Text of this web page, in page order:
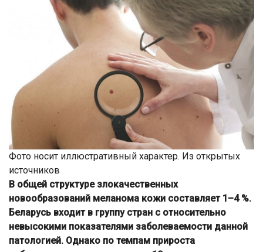
Фото носит иллюстративный характер. Из открытых
источников
В общей структуре злокачественных
новообразований меланома кожи составляет 1–4 %.
Беларусь входит в группу стран с относительно
невысокими показателями заболеваемости данной
патологией. Однако по темпам прироста